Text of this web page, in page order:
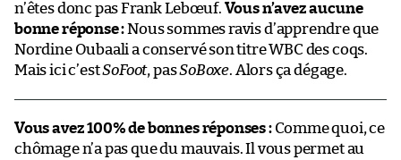
n’êtes donc pas Frank Lebœuf. Vous n’avez aucune
bonne réponse :Nous sommes ravis d’apprendre que
Nordine Oubaali a conservé son titre WBC des coqs.
Mais ici c’estSoFoot, pasSoBoxe. Alors ça dégage.
Vous avez 100% de bonnes réponses :Comme quoi, ce
chômage n’a pas que du mauvais. Il vous permet au